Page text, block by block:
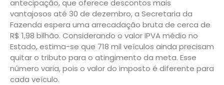
antecipação, que oferece descontos mais
vantajosos até 30 de dezembro, a Secretaria da
Fazenda espera uma arrecadação bruta de cerca de
R$ 1,98 bilhão. Considerando o valor IPVA médio no
Estado, estima-se que 718 mil veículos ainda precisam
quitar o tributo para o atingimento da meta. Esse
número varia, pois o valor do imposto é diferente para
cada veículo.